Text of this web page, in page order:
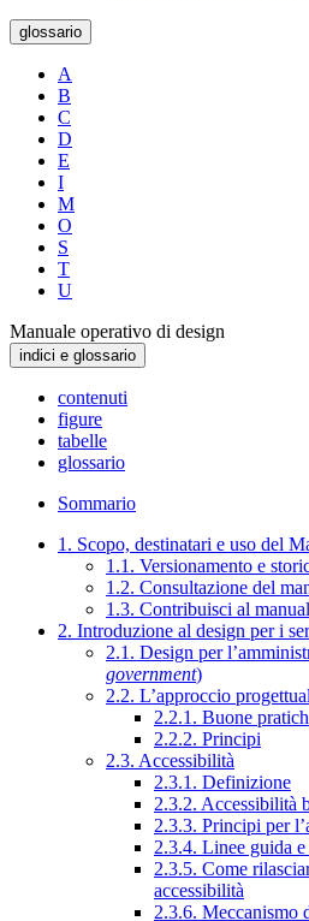
glossario
A
B
C
D
E
I
M
O
S
T
U
Manuale operativo di design
indici e glossario
contenuti
figure
tabelle
glossario
Sommario
1. Scopo, destinatari e uso del
1.1. Versionamento e
1.2. Consultazione del
1.3. Contribuisci al
2. Introduzione al design per i
2.1. Design per
government)
2.2. L’approccio
2.2.1. Buone
2.2.2. Principi
2.3. Accessibilità
2.3.1. Definizione
2.3.2. Accessibilità
2.3.3. Principi per
2.3.4. Linee guida
2.3.5. Come
accessibilità
2.3.6. Meccanismo